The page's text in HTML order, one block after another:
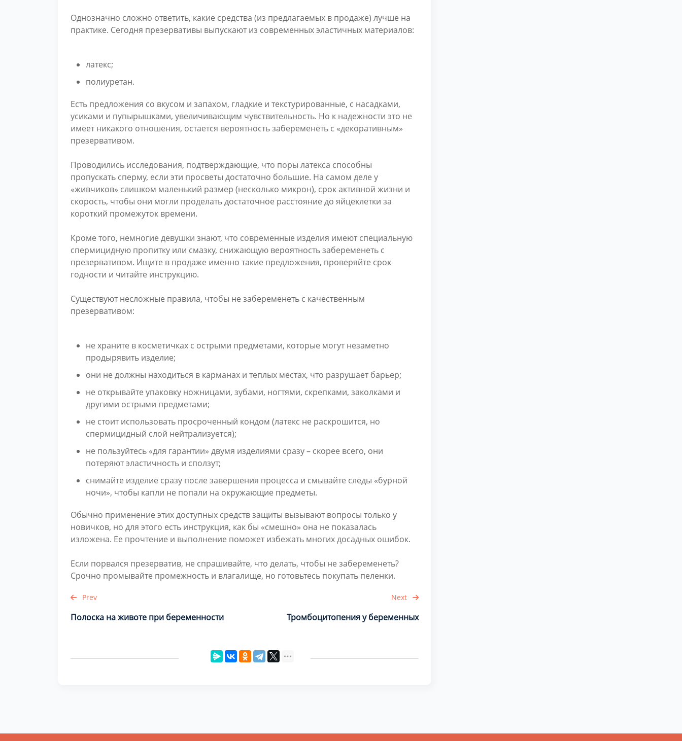
Однозначно сложно ответить, какие средства (из предлагаемых в продаже) лучше на
практике. Сегодня презервативы выпускают из современных эластичных материалов:
латекс;
полиуретан.
Есть предложения со вкусом и запахом, гладкие и текстурированные, с насадками,
усиками и пупырышками, увеличивающим чувствительность. Но к надежности это не
имеет никакого отношения, остается вероятность забеременеть с «декоративным»
презервативом.
Проводились исследования, подтверждающие, что поры латекса способны
пропускать сперму, если эти просветы достаточно большие. На самом деле у
«живчиков» слишком маленький размер (несколько микрон), срок активной жизни и
скорость, чтобы они могли проделать достаточное расстояние до яйцеклетки за
короткий промежуток времени.
Кроме того, немногие девушки знают, что современные изделия имеют специальную
спермицидную пропитку или смазку, снижающую вероятность забеременеть с
презервативом. Ищите в продаже именно такие предложения, проверяйте срок
годности и читайте инструкцию.
Существуют несложные правила, чтобы не забеременеть с качественным
презервативом:
не храните в косметичках с острыми предметами, которые могут незаметно
продырявить изделие;
они не должны находиться в карманах и теплых местах, что разрушает барьер;
не открывайте упаковку ножницами, зубами, ногтями, скрепками, заколками и
другими острыми предметами;
не стоит использовать просроченный кондом (латекс не раскрошится, но
спермицидный слой нейтрализуется);
не пользуйтесь «для гарантии» двумя изделиями сразу – скорее всего, они
потеряют эластичность и сползут;
снимайте изделие сразу после завершения процесса и смывайте следы «бурной
ночи», чтобы капли не попали на окружающие предметы.
Обычно применение этих доступных средств защиты вызывают вопросы только у
новичков, но для этого есть инструкция, как бы «смешно» она не показалась
изложена. Ее прочтение и выполнение поможет избежать многих досадных ошибок.
Если порвался презерватив, не спрашивайте, что делать, чтобы не забеременеть?
Срочно промывайте промежность и влагалище, но готовьтесь покупать пеленки.
Prev
Полоска на животе при беременности
Next
Тромбоцитопения у беременных